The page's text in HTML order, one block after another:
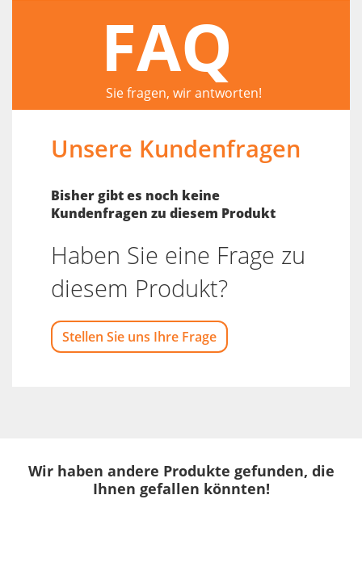
FAQ
Sie fragen, wir antworten!
Unsere Kundenfragen
Bisher gibt es noch keine
Kundenfragen zu diesem Produkt
Haben Sie eine Frage zu
diesem Produkt?
Stellen Sie uns Ihre Frage
Wir haben andere Produkte gefunden, die
Ihnen gefallen könnten!